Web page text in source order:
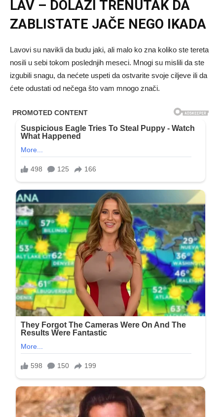
LAV – DOLAZI TRENUTAK DA
ZABLISTATE JAČE NEGO IKADA
Lavovi su navikli da budu jaki, ali malo ko zna koliko ste tereta
nosili u sebi tokom poslednjih meseci. Mnogi su mislili da ste
izgubili snagu, da nećete uspeti da ostvarite svoje ciljeve ili da
ćete odustati od nečega što vam mnogo znači.